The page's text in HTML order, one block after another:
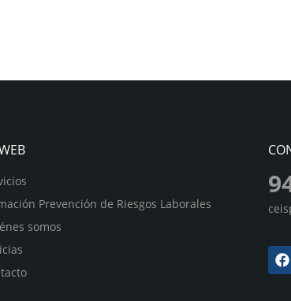
Prevención de Riesgos Laborales
somos